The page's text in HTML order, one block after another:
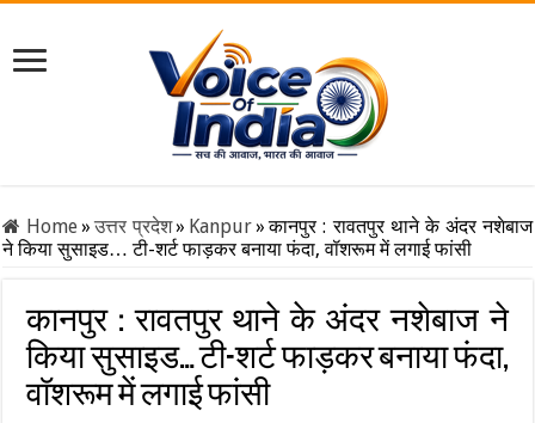
Home» उत्तर प्रदेश» Kanpur» कानपुर : रावतपुर थाने के अंदर नशेबाज
ने किया सुसाइड… टी-शर्ट फाड़कर बनाया फंदा, वॉशरूम में लगाई फांसी
कानपुर : रावतपुर थाने के अंदर नशेबाज ने
किया सुसाइड… टी-शर्ट फाड़कर बनाया फंदा,
वॉशरूम में लगाई फांसी